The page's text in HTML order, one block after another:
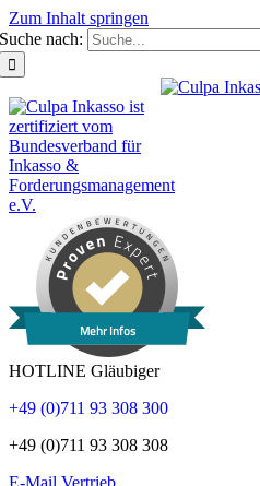
Zum Inhalt springen
Suche nach:
Mehr Infos
HOTLINE Gläubiger
+49 (0)711 93 308 300
+49 (0)711 93 308 308
E-Mail Vertrieb